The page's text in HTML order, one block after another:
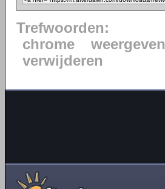
Trefwoorden:
chrome
weergeven
verwijderen